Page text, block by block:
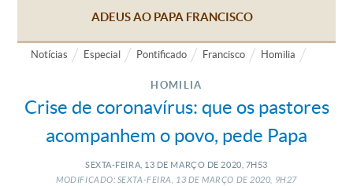
ADEUS AO PAPA FRANCISCO
Notícias Especial Pontificado Francisco Homilia
HOMILIA
Crise de coronavírus: que os pastores
acompanhem o povo, pede Papa
SEXTA-FEIRA, 13 DE MARÇO DE 2020, 7H53
MODIFICADO: SEXTA-FEIRA, 13 DEMARÇO DE2020, 9H27